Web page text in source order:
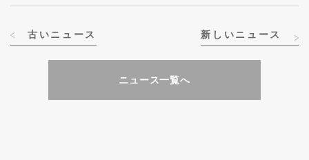
古いニュース
ニュース一覧へ
新しいニュース